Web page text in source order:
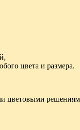
цвета и размера.
цветовыми